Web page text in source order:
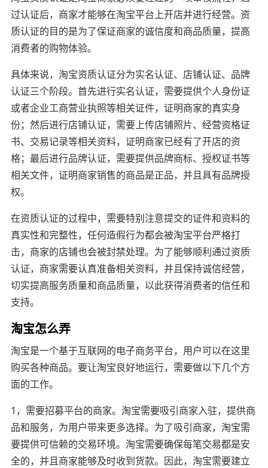
过认证后，商家才能够在淘宝平台上开店并进行经营。资
质认证的目的是为了保证商家的诚信度和商品质量，提高
消费者的购物体验。
具体来说，淘宝资质认证分为实名认证、店铺认证、品牌
认证三个阶段。首先进行实名认证，需要提供个人身份证
或者企业工商营业执照等相关证件，证明商家的真实身
份；然后进行店铺认证，需要上传店铺照片、经营资格证
书、交易记录等相关资料，证明商家已经有了开店的资
格；最后进行品牌认证，需要提供品牌商标、授权证书等
相关文件，证明商家销售的商品是正品，并且具有品牌授
权。
在资质认证的过程中，需要特别注意提交的证件和资料的
真实性和完整性，任何造假行为都会被淘宝平台严格打
击，商家的店铺也会被封禁处理。为了能够顺利通过资质
认证，商家需要认真准备相关资料，并且保持诚信经营，
切实提高服务质量和商品质量，以此获得消费者的信任和
支持。
淘宝怎么弄
淘宝是一个基于互联网的电子商务平台，用户可以在这里
购买各种商品。要让淘宝良好地运行，需要做以下几个方
面的工作。
1，需要招募平台的商家。淘宝需要吸引商家入驻，提供商
品和服务，为用户带来更多选择。为了吸引商家，淘宝需
要提供可信赖的交易环境。淘宝需要确保每笔交易都是安
全的，并且商家能够及时收到货款。因此，淘宝需要建立